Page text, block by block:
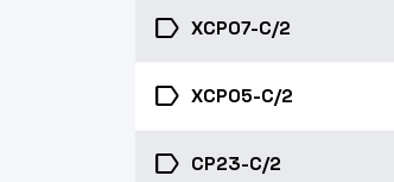
label XCP07-C/2
label XCP05-C/2
label CP23-C/2